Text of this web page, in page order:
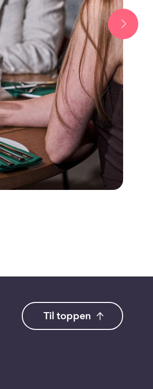
Til toppen